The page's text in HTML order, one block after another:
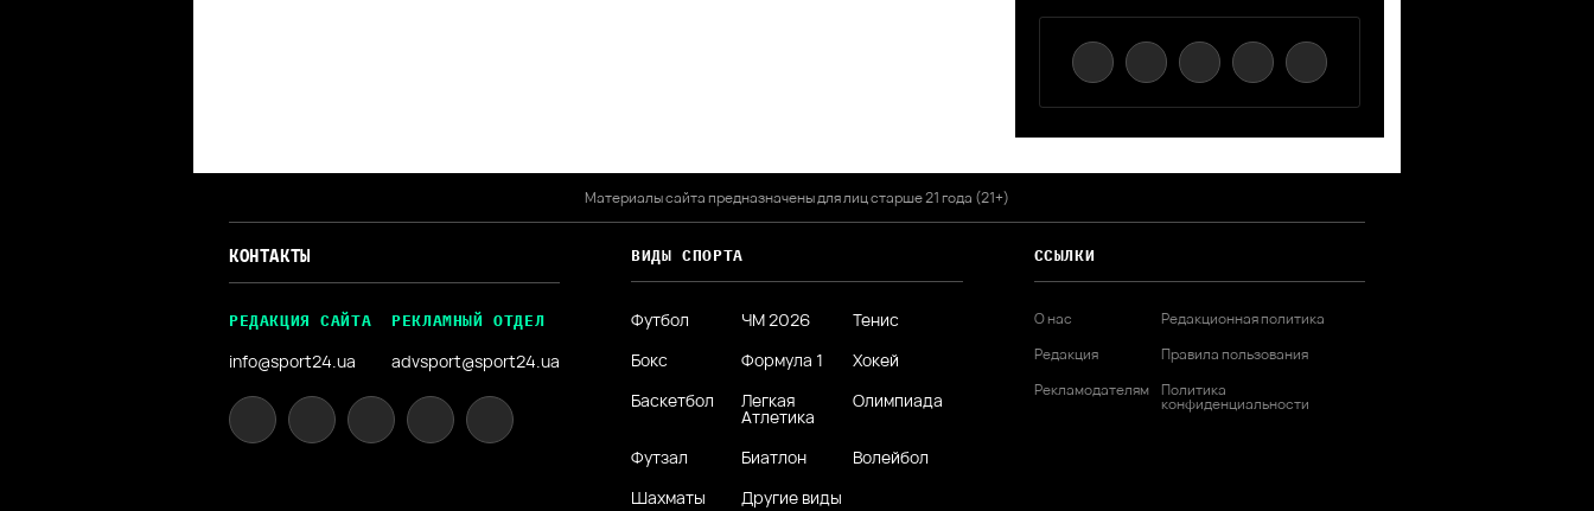
Материалы сайта предназначены для лиц старше 21 года (21+)
КОНТАКТЫ
РЕДАКЦИЯ САЙТА
info@sport24.ua
РЕКЛАМНЫЙ ОТДЕЛ
advsport@sport24.ua
ВИДЫ СПОРТА
Футбол ЧМ 2026
Тенис
Бокс
Формула 1
Хокей
Баскетбол
Легкая
Атлетика
Олимпиада
Футзал Биатлон
Волейбол
Шахматы
Другие виды
ССЫЛКИ
О нас
Редакция
Рекламодателям
Редакционная политика
Правила пользования
Политика
конфиденциальности